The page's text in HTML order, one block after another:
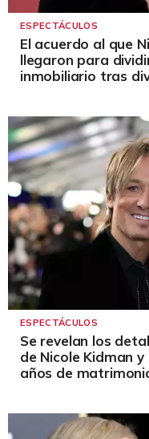
ESPECTÁCULOS
El acuerdo al que
llegaron para
inmobiliario tras
ESPECTÁCULOS
Se revelan los
de Nicole Kidman
años de